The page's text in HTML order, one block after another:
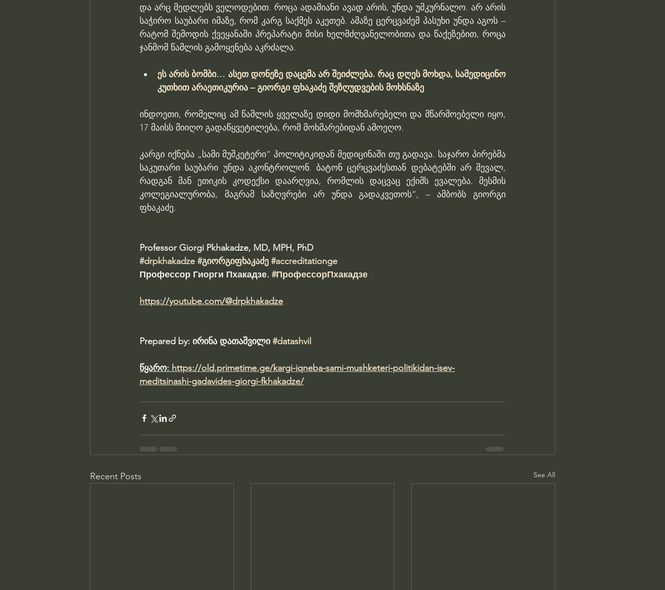
და არც მედლებს ველოდებით. როცა ადამიანი ავად არის, უნდა უმკურნალო. არ არის
საჭირო საუბარი იმაზე, რომ კარგ საქმეს აკეთებ. ამაზე ცერცვაძემ პასუხი უნდა აგოს –
რატომ შემოდის ქვეყანაში პრეპარატი მისი ხელმძღვანელობითა და წაქეზებით, როცა
ჯანმომ წამლის გამოყენება აკრძალა.
ეს არის ბომბი… ასეთ დონეზე დაცემა არ შეიძლება. რაც დღეს მოხდა, სამედიცინო
კუთხით არაეთიკურია – გიორგი ფხაკაძე შეზღუდვების მოხსნაზე
ინდოეთი, რომელიც ამ წამლის ყველაზე დიდი მომხმარებელი და მწარმოებელი იყო,
17 მაისს მიიღო გადაწყვეტილება, რომ მოხმარებიდან ამოეღო.
კარგი იქნება „სამი მუშკეტერი“ პოლიტიკიდან მედიცინაში თუ გადავა. საჯარო პირებმა
საკუთარი საუბარი უნდა აკონტროლონ. ბატონ ცერცვაძესთან დებატებში არ შევალ,
რადგან მან ეთიკის კოდექსი დაარღვია, რომლის დაცვაც ექიმს ევალება. მესმის
კოლეგიალურობა, მაგრამ საზღვრები არ უნდა გადაკვეთოს“, – ამბობს გიორგი
ფხაკაძე.
Professor Giorgi Pkhakadze, MD, MPH, PhD
#drpkhakadze #გიორგიფხაკაძე #accreditationge
Профессор Гиорги Пхакадзе. #ПрофессорПхакадзе
https://youtube.com/@drpkhakadze
Prepared by: ირინა დათაშვილი #datashvil
წყარო: https://old.primetime.ge/kargi-iqneba-sami-mushketeri-politikidan-isev-
meditsinashi-gadavides-giorgi-fkhakadze/
Recent Posts See All